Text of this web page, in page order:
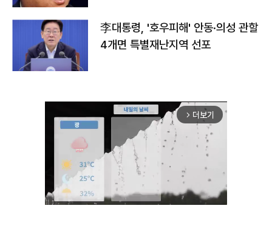
李대통령, '호우피해' 안동·의성 관할
4개면 특별재난지역 선포
arrow_forward_ios 더보기